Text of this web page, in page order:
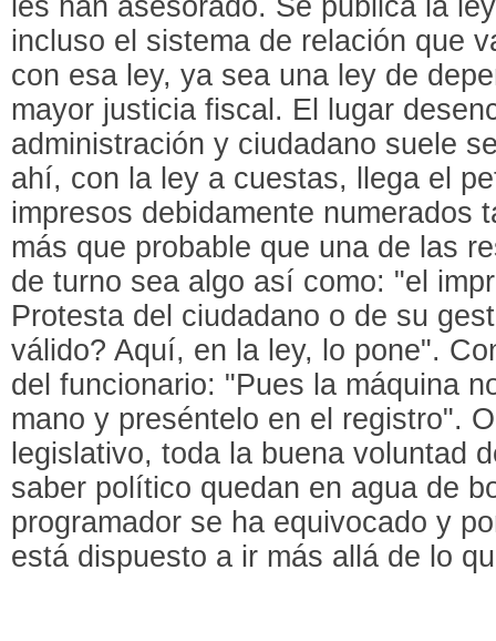
incluso el sistema de relación que
con esa ley, ya sea una ley de
mayor justicia fiscal. El lugar
administración y ciudadano suele
ahí, con la ley a cuestas, llega el
impresos debidamente numerados
más que probable que una de las
de turno sea algo así como: "el
Protesta del ciudadano o de su
válido? Aquí, en la ley, lo pone".
del funcionario: "Pues la máquina
mano y preséntelo en el registro".
legislativo, toda la buena voluntad
saber político quedan en agua de
programador se ha equivocado y
está dispuesto a ir más allá de lo